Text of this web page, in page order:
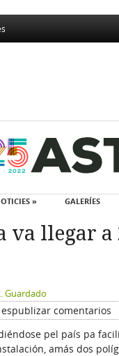
» GALERÍES
va llegar a
Guardado
comentarios
pel país pa
amás dos